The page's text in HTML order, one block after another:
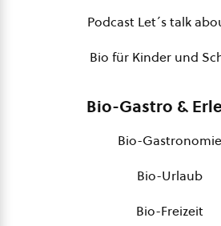
Podcast Let´s talk
Bio für Kinder und
Bio-Gastro &
Bio-Gastronomie
Bio-Urlaub
Bio-Freizeit